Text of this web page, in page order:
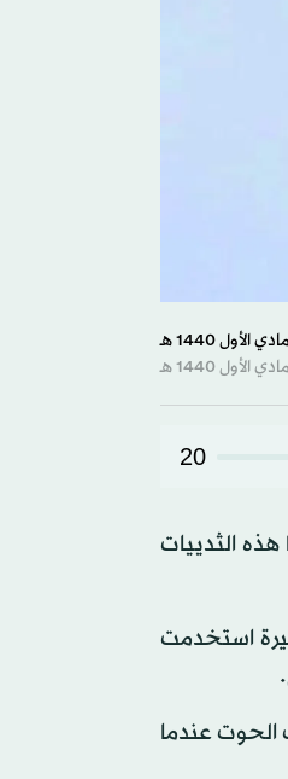
20
الثدييات
استخدمت
الحوت عندما